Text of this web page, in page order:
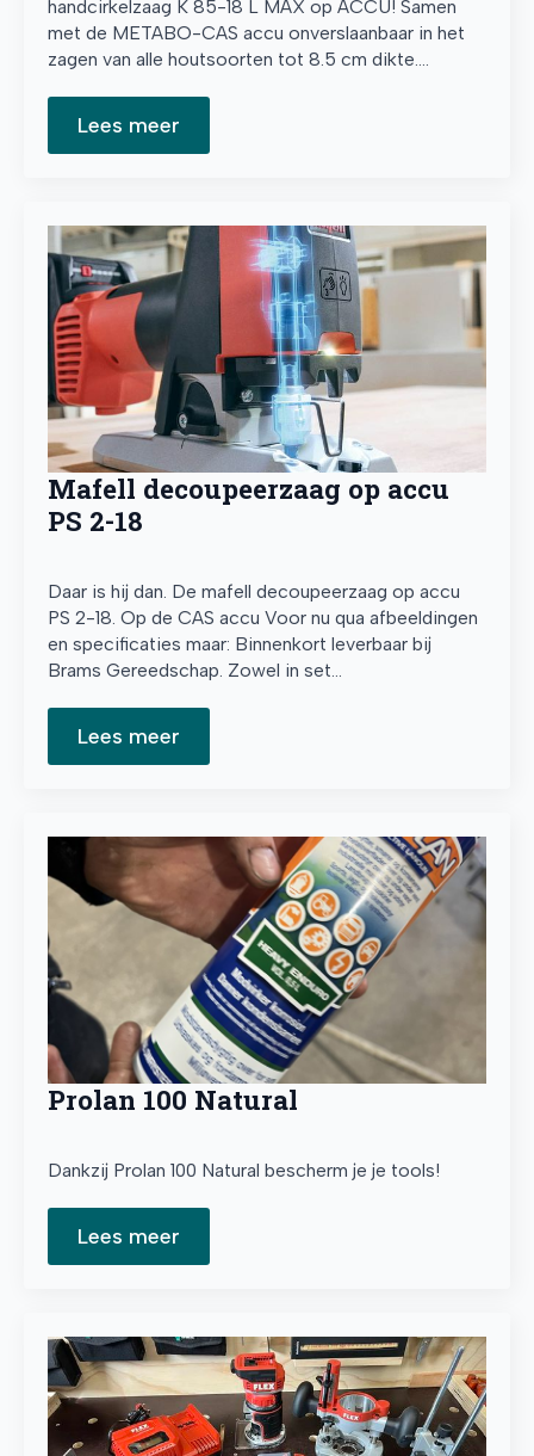
handcirkelzaag K 85-18 L MAX op ACCU! Samen
met de METABO-CAS accu onverslaanbaar in het
zagen van alle houtsoorten tot 8.5 cm dikte.…
Lees meer
Mafell decoupeerzaag op accu
PS 2-18
Daar is hij dan. De mafell decoupeerzaag op accu
PS 2-18. Op de CAS accu Voor nu qua afbeeldingen
en specificaties maar: Binnenkort leverbaar bij
Brams Gereedschap. Zowel in set…
Lees meer
Prolan 100 Natural
Dankzij Prolan 100 Natural bescherm je je tools!
Lees meer